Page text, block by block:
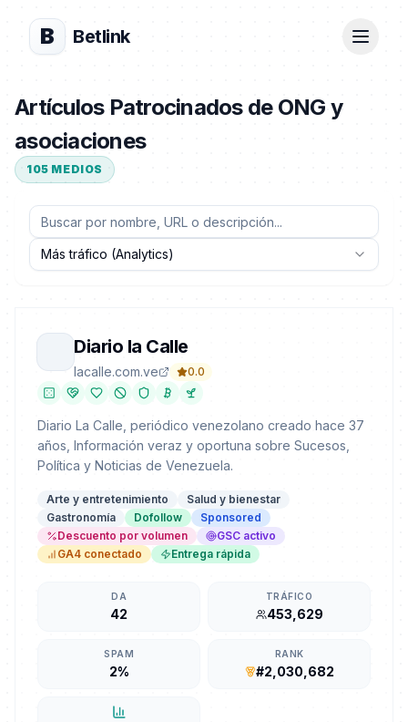
B Betlink
Artículos Patrocinados de ONG y
asociaciones
105 MEDIOS
Más tráfico (Analytics)
Diario la Calle
lacalle.com.ve 0.0
Diario La Calle, periódico venezolano creado hace 37
años, Información veraz y oportuna sobre Sucesos,
Política y Noticias de Venezuela.
Arte y entretenimiento
Salud y bienestar
Gastronomía
Dofollow
Sponsored
Descuento por volumen
GSC activo
GA4 conectado
Entrega rápida
DA
42
TRÁFICO
453,629
SPAM
2%
RANK
#2,030,682